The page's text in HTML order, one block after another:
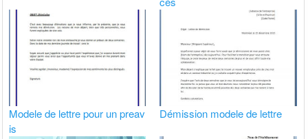
Modele de lettre pour un preav
is
Démission modele de lettre